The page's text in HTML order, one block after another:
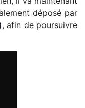
déposé par
, afin de poursuivre